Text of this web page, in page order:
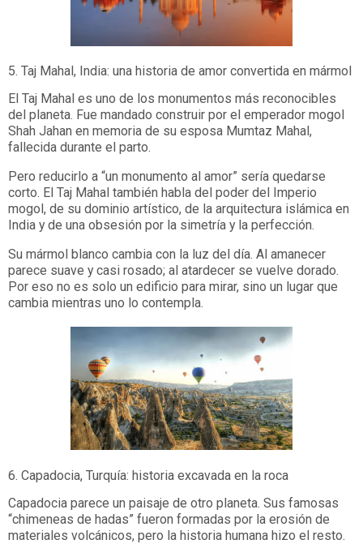
5. Taj Mahal, India: una historia de amor convertida en mármol
El Taj Mahal es uno de los monumentos más reconocibles
del planeta. Fue mandado construir por el emperador mogol
Shah Jahan en memoria de su esposa Mumtaz Mahal,
fallecida durante el parto.
Pero reducirlo a “un monumento al amor” sería quedarse
corto. El Taj Mahal también habla del poder del Imperio
mogol, de su dominio artístico, de la arquitectura islámica en
India y de una obsesión por la simetría y la perfección.
Su mármol blanco cambia con la luz del día. Al amanecer
parece suave y casi rosado; al atardecer se vuelve dorado.
Por eso no es solo un edificio para mirar, sino un lugar que
cambia mientras uno lo contempla.
6. Capadocia, Turquía: historia excavada en la roca
Capadocia parece un paisaje de otro planeta. Sus famosas
“chimeneas de hadas” fueron formadas por la erosión de
materiales volcánicos, pero la historia humana hizo el resto.